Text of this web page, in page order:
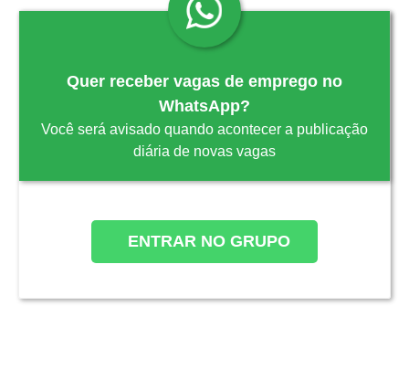
Quer receber vagas de emprego no
WhatsApp?
Você será avisado quando acontecer a publicação
diária de novas vagas
ENTRAR NO GRUPO